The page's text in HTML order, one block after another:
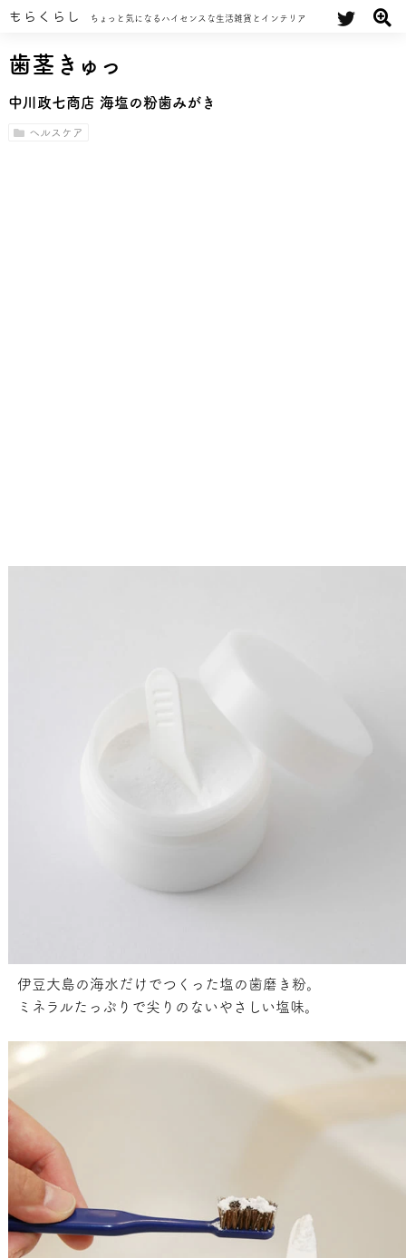
もらくらし ちょっと気になるハイセンスな生活雑貨とインテリア
歯茎きゅっ
中川政七商店 海塩の粉歯みがき
ヘルスケア
伊豆大島の海水だけでつくった塩の歯磨き粉。
ミネラルたっぷりで尖りのないやさしい塩味。